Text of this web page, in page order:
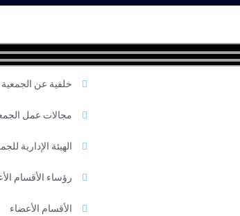
خلفية عن الجمعية
مجالات عمل
الهيئة الإدارية
رؤساء الأقسام
الأقسام الأعضاء